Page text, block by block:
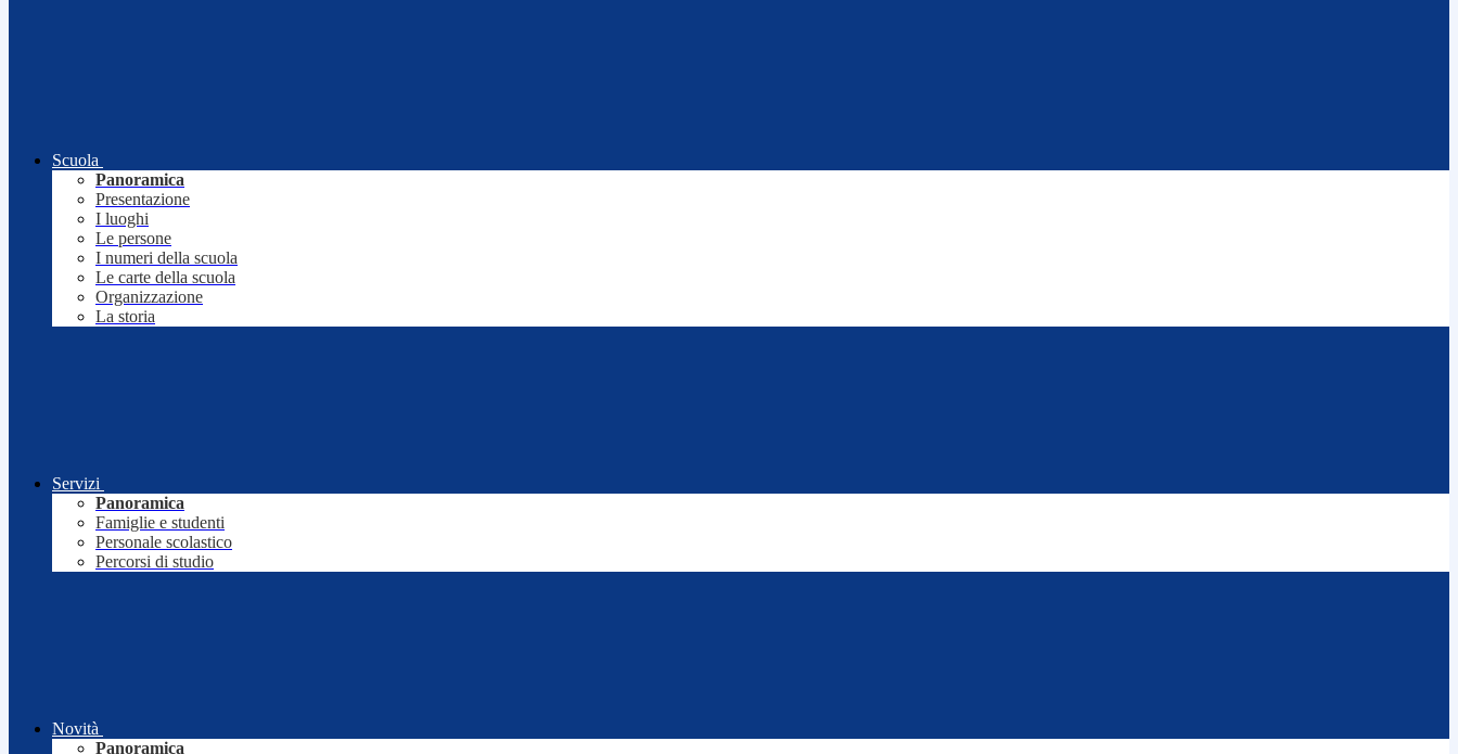
Scuola
Panoramica
Presentazione
I luoghi
Le persone
I numeri della scuola
Le carte della scuola
Organizzazione
La storia
Servizi
Panoramica
Famiglie e studenti
Personale scolastico
Percorsi di studio
Novità
Panoramica